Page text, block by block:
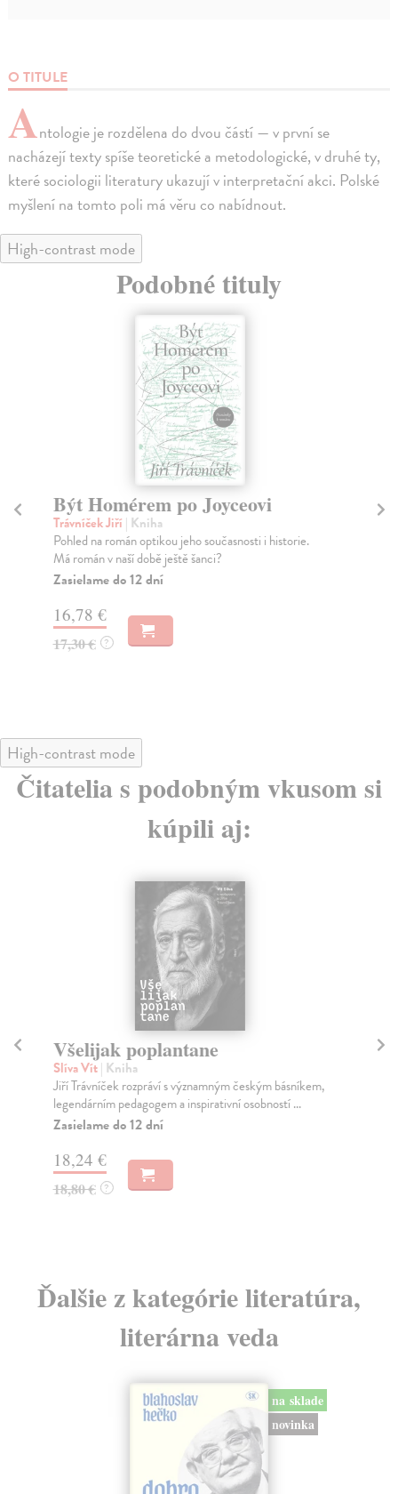
O TITULE
Antologie je rozdělena do dvou částí — v první se
nacházejí texty spíše teoretické a metodologické, v druhé ty,
které sociologii literatury ukazují v interpretační akci. Polské
myšlení na tomto poli má věru co nabídnout.
High-contrast mode
Podobné tituly
i historie.
Kulturní vetřelec
Představímeli si dějiny lidstva jako jeden
se v něm písmo (i čtení) až 20. prosince, ...
High-contrast mode
Čitatelia s podobným vkusom si
kúpili aj:
Všelijak poplantane
Slíva Vít| Kniha
Jiří Trávníček rozpráví s významným českým básníkem,
legendárním pedagogem a inspirativní osobností ...
Zasielame do 12 dní
18,24 €
18,80 € ?
Ďalšie z kategórie literatúra,
literárna veda
na sklade
novinka